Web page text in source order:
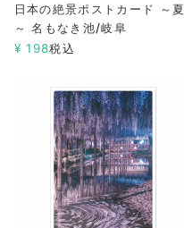
日本の絶景ポストカード ～夏
～ 名もなき池/岐阜
¥ 198税込